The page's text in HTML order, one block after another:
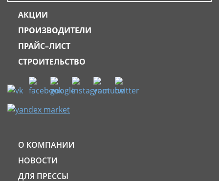
АКЦИИ
ПРОИЗВОДИТЕЛИ
ПРАЙС–ЛИСТ
СТРОИТЕЛЬСТВО
О КОМПАНИИ
НОВОСТИ
ДЛЯ ПРЕССЫ